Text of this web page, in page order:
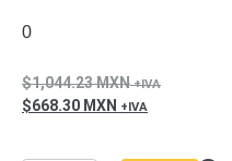
Directa
Servidores
0
1,044.23MXN
668.30 MXN